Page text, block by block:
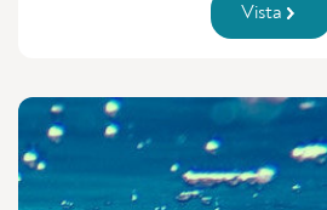
Vista